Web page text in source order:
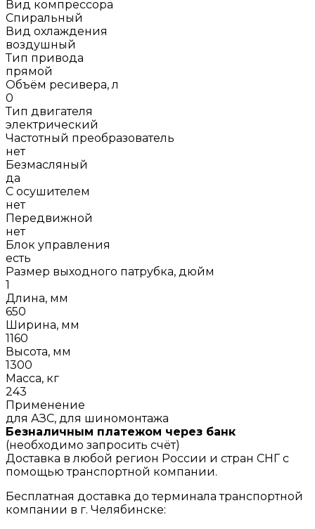
Вид компрессора
Спиральный
Вид охлаждения
воздушный
Тип привода
прямой
Объём ресивера, л
0
Тип двигателя
электрический
Частотный преобразователь
нет
Безмасляный
да
С осушителем
нет
Передвижной
нет
Блок управления
есть
Размер выходного патрубка, дюйм
1
Длина, мм
650
Ширина, мм
1160
Высота, мм
1300
Масса, кг
243
Применение
для АЗС, для шиномонтажа
Безналичным платежом через банк
(необходимо запросить счёт)
Доставка в любой регион России и стран СНГ с
помощью транспортной компании.
Бесплатная доставка до терминала транспортной
компании в г. Челябинске: